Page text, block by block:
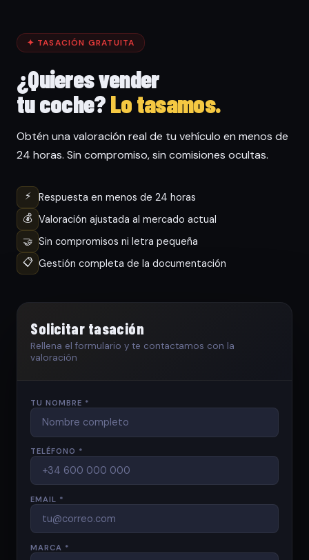
✦ TASACIÓN GRATUITA
¿Quieres vender
tu coche?Lo tasamos.
Obtén una valoración real de tu vehículo en menos de
24 horas. Sin compromiso, sin comisiones ocultas.
⚡
Respuesta en menos de 24 horas
💰 Valoración ajustada al mercado actual
🤝 Sin compromisos ni letra pequeña
📋 Gestión completa de la documentación
Solicitar tasación
Rellena el formulario y te contactamos con la
valoración
TU NOMBRE *
TELÉFONO *
EMAIL *
MARCA *